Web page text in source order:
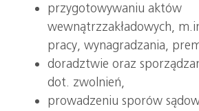
przygotowywaniu aktów
wewnątrzzakładowych,
pracy, wynagradzania,
doradztwie oraz
dot. zwolnień,
prowadzeniu sporów